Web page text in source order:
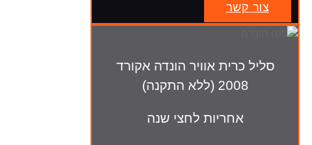
צור קשר
סליל כרית אוויר הונדה אקורד
2008 (ללא התקנה)
אחריות לחצי שנה